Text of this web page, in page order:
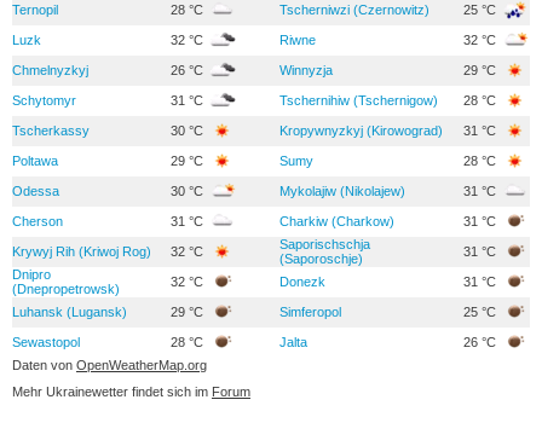
Ternopil 28 °C Tscherniwzi (Czernowitz) 25 °C
Luzk 32 °C Riwne 32 °C
Chmelnyzkyj 26 °C Winnyzja 29 °C
Schytomyr 31 °C Tschernihiw (Tschernigow) 28 °C
Tscherkassy 30 °C Kropywnyzkyj (Kirowograd) 31 °C
Poltawa 29 °C Sumy 28 °C
Odessa 30 °C Mykolajiw (Nikolajew) 31 °C
Cherson 31 °C Charkiw (Charkow) 31 °C
Krywyj Rih (Kriwoj Rog) 32 °C
Saporischschja
(Saporoschje)
31 °C
Dnipro
(Dnepropetrowsk)
32 °C Donezk 31 °C
Luhansk (Lugansk) 29 °C Simferopol 25 °C
Sewastopol 28 °C Jalta
26 °C
Daten von OpenWeatherMap.org
Mehr Ukrainewetter findet sich im Forum